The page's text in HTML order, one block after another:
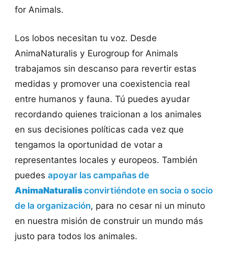
for Animals.
Los lobos necesitan tu voz. Desde
AnimaNaturalis y Eurogroup for Animals
trabajamos sin descanso para revertir estas
medidas y promover una coexistencia real
entre humanos y fauna. Tú puedes ayudar
recordando quienes traicionan a los animales
en sus decisiones políticas cada vez que
tengamos la oportunidad de votar a
representantes locales y europeos. También
puedes apoyar las campañas de
AnimaNaturalisconvirtiéndote en socia o socio
de la organización, para no cesar ni un minuto
en nuestra misión de construir un mundo más
justo para todos los animales.